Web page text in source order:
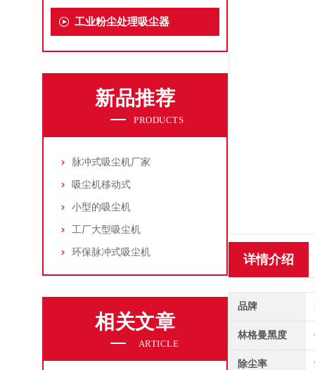
工业粉尘处理吸尘器
新品推荐
PRODUCTS
脉冲式吸尘机厂家
吸尘机移动式
小型的吸尘机
工厂大型吸尘机
环保脉冲式吸尘机
相关文章
ARTICLE
详情介绍
品牌
林格曼黑度
除尘率